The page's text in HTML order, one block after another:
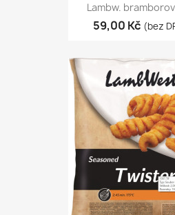
Lambw.
59,00 Kč (bez